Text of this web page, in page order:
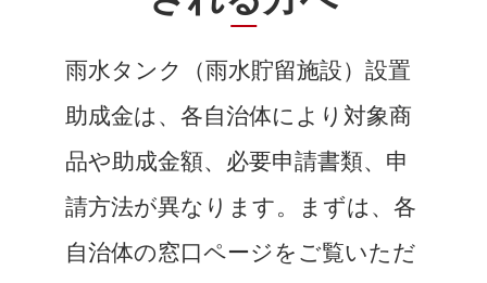
雨水タンク（雨水貯留施設）設置
助成金は、各自治体により対象商
品や助成金額、必要申請書類、申
請方法が異なります。まずは、各
自治体の窓口ページをご覧いただ